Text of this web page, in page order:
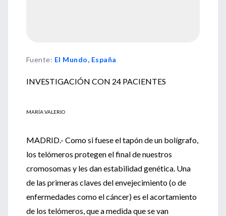
Fuente: El Mundo, España
INVESTIGACIÓN CON 24 PACIENTES
MARÍA VALERIO
MADRID.- Como si fuese el tapón de un bolígrafo,
los telómeros protegen el final de nuestros
cromosomas y les dan estabilidad genética. Una
de las primeras claves del envejecimiento (o de
enfermedades como el cáncer) es el acortamiento
de los telómeros, que a medida que se van